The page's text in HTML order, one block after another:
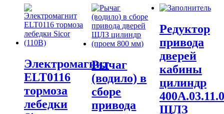
Электромагнит
ELT0116
тормоза
лебедки
Рычаг
(водило) в
сборе
привода
Редуктор
привода
дверей
кабины
цилиндр
ЩЛЗ